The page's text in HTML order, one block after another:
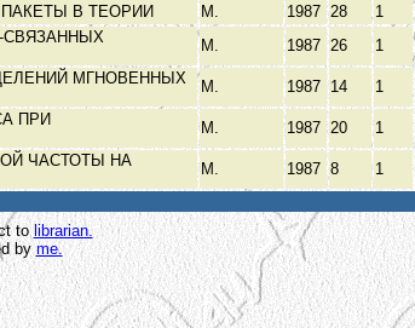
В ТЕОРИИ М. 1987 28 1
СВЯЗАННЫХ
М. 1987 26 1
МГНОВЕННЫХ
М. 1987 14 1
ПРИ
М. 1987 20 1
ЧАСТОТЫ НА
М. 1987 8 1
to librarian.
byme.